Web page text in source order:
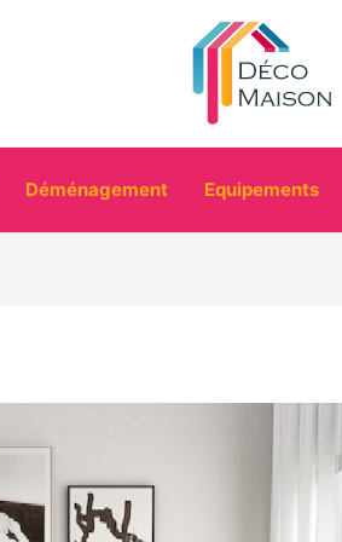
Déménagement Equipements